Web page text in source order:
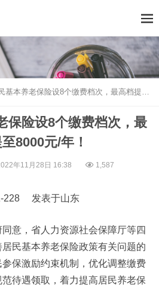
本养老保险设8个缴费档次，最高档提至8000元/年！
保险设8个缴费档次，最
8000元/年！
年11月28日 16:38 1,587
228 发表于山东
意，省人力资源社会保障厅等四
民基本养老保险政策有关问题的
保激励约束机制，优化调整缴费
待遇领取，着力提高居民养老保